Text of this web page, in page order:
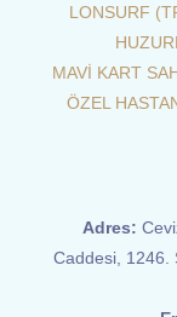
LONSURF
MAVİ KART
ÖZEL
Adres:
Caddesi, 1246.